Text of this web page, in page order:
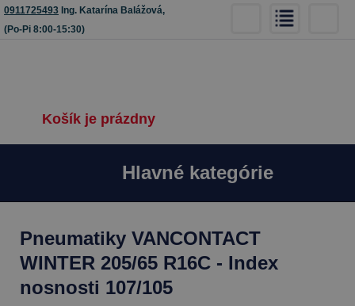
0911725493 Ing. Katarína Balážová,
(Po-Pi 8:00-15:30)
Košík je prázdny
Hlavné kategórie
Pneumatiky VANCONTACT
WINTER 205/65 R16C - Index
nosnosti 107/105